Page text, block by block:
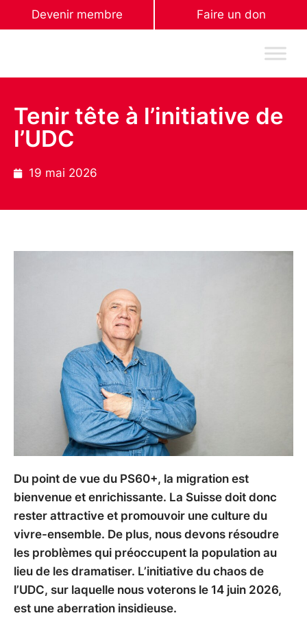
Devenir membre Faire un don
Tenir tête à l’initiative de
l’UDC
19 mai 2026
Du point de vue du PS60+, la migration est
bienvenue et enrichissante. La Suisse doit donc
rester attractive et promouvoir une culture du
vivre-ensemble. De plus, nous devons résoudre
les problèmes qui préoccupent la population au
lieu de les dramatiser. L’initiative du chaos de
l’UDC, sur laquelle nous voterons le 14 juin 2026,
est une aberration insidieuse.